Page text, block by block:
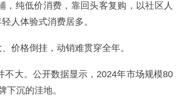
，纯低价消费，靠回头客复购，以社区人
人体验式消费居多。
价格倒挂，动销难贯穿全年。
大。公开数据显示，2024年市场规模80
下沉的洼地。